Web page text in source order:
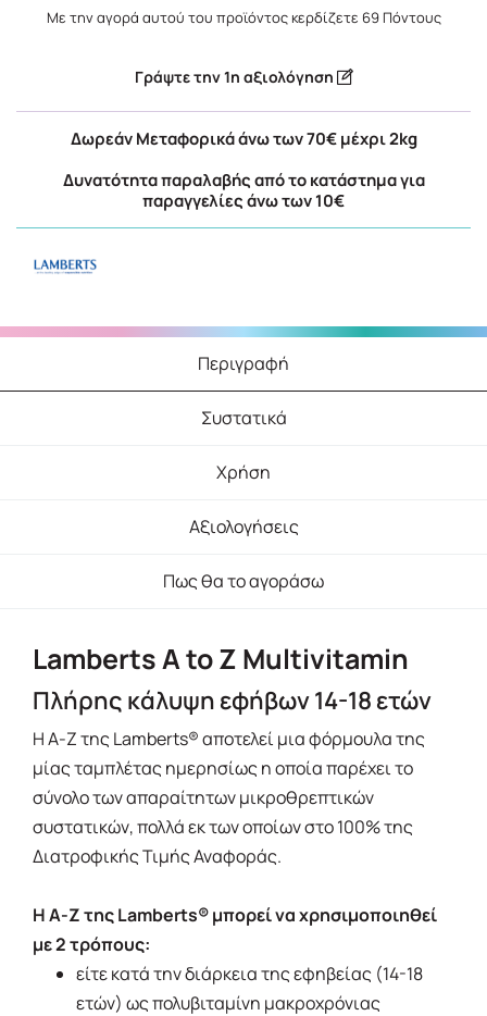
Με την αγορά αυτού του προϊόντος κερδίζετε 69 Πόντους
Γράψτε την 1η αξιολόγηση
Δωρεάν Μεταφορικά άνω των 70€ μέχρι 2kg
Δυνατότητα παραλαβής από το κατάστημα για
παραγγελίες άνω των 10€
Περιγραφή
Συστατικά
Χρήση
Αξιολογήσεις
Πως θα το αγοράσω
Lamberts A to Z Multivitamin
Πλήρης κάλυψη εφήβων 14-18 ετών
Η Α-Ζ της Lamberts® αποτελεί μια φόρμουλα της
μίας ταμπλέτας ημερησίως η οποία παρέχει το
σύνολο των απαραίτητων μικροθρεπτικών
συστατικών, πολλά εκ των οποίων στο 100% της
Διατροφικής Τιμής Αναφοράς.
Η Α-Ζ της Lamberts® μπορεί να χρησιμοποιηθεί
με 2 τρόπους:
είτε κατά την διάρκεια της εφηβείας (14-18
ετών) ως πολυβιταμίνη μακροχρόνιας